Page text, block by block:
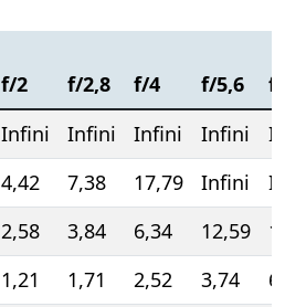
f/2 f/2,8 f/4 f/5,6
Infini Infini Infini Infini
4,42 7,38 17,79 Infini
2,58 3,84 6,34 12,59
1,21 1,71 2,52 3,74